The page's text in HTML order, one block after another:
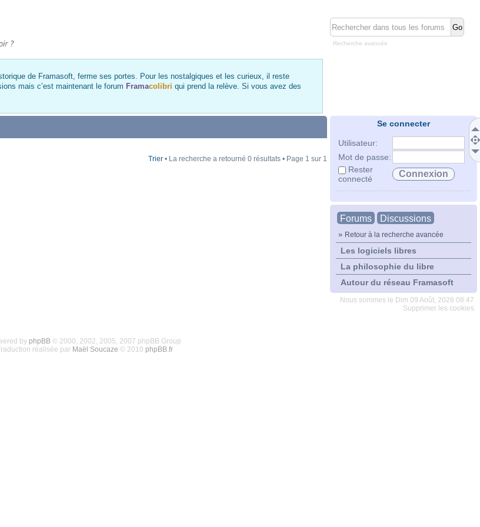
Recherche avancée
de Framasoft, ferme ses portes. Pour les nostalgiques et les curieux, il reste
mais c’est maintenant le forum Framacolibri qui prend la relève. Si vous avez des
Se connecter
Utilisateur:
Mot de passe:
Rester
connecté
Forums Discussions
» Retour à la recherche avancée
Les logiciels libres
La philosophie du libre
Autour du réseau Framasoft
Nous sommes le Dim 09 Août, 2026 08:47
Supprimer les cookies
Trier • La recherche a retourné 0 résultats • Page 1 sur 1
by phpBB© 2000, 2002, 2005, 2007 phpBB Group
réalisée par Maël Soucaze © 2010 phpBB.fr